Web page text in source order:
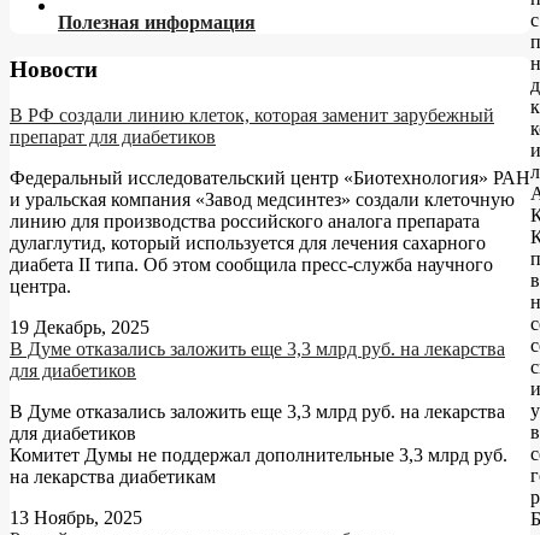
Полезная информация
Новости
В РФ создали линию клеток, которая заменит зарубежный
препарат для диабетиков
Федеральный исследовательский центр «Биотехнология» РАН
и уральская компания «Завод медсинтез» создали клеточную
линию для производства российского аналога препарата
дулаглутид, который используется для лечения сахарного
диабета II типа. Об этом сообщила пресс-служба научного
центра.
19 Декабрь, 2025
В Думе отказались заложить еще 3,3 млрд руб. на лекарства
для диабетиков
В Думе отказались заложить еще 3,3 млрд руб. на лекарства
для диабетиков
Комитет Думы не поддержал дополнительные 3,3 млрд руб.
на лекарства диабетикам
13 Ноябрь, 2025
с
и